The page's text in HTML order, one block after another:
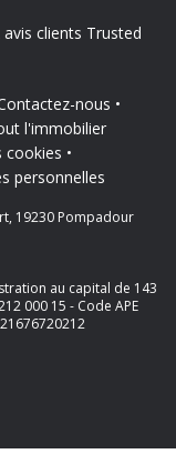
clients Trusted
nous
l'immobilier
cookies
personnelles
19230 Pompadour
au capital de 143
000 15 - Code APE